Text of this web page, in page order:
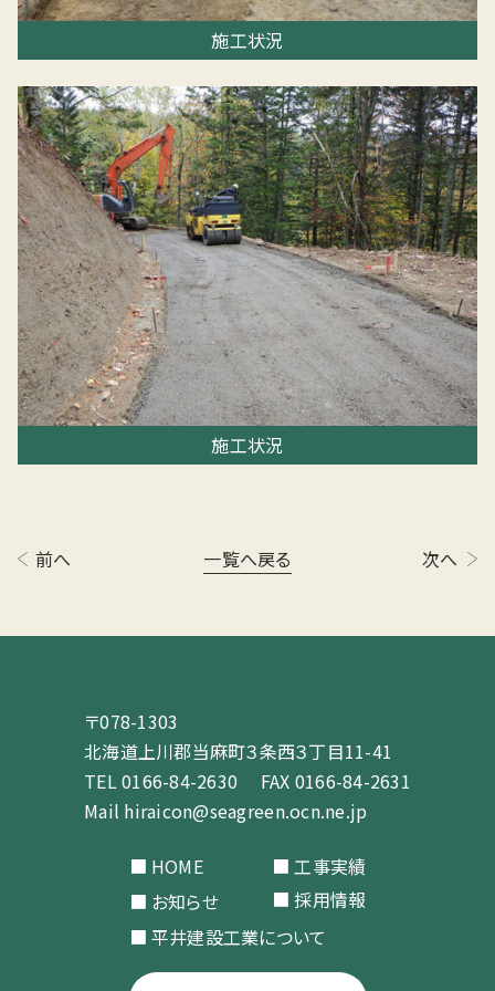
施工状況
施工状況
前へ 一覧へ戻る 次へ
〒078-1303
北海道上川郡当⿇町３条⻄３丁⽬11-41
TEL0166-84-2630 FAX 0166-84-2631
Mail hiraicon@seagreen.ocn.ne.jp
HOME
お知らせ
平井建設工業について
工事実績
採用情報